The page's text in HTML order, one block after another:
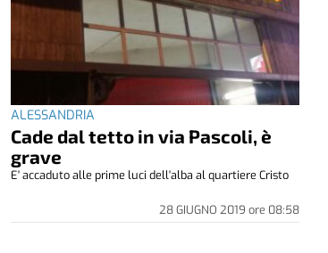
ALESSANDRIA
Cade dal tetto in via Pascoli, è
grave
28 GIUGNO 2019 ore 08:58
E' accaduto alle prime luci dell'alba al quartiere Cristo